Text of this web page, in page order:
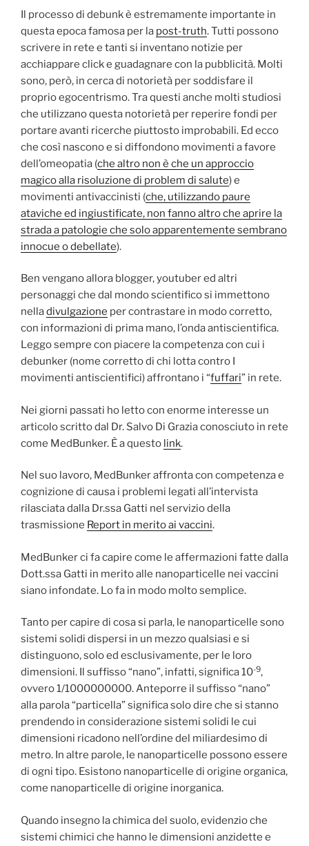
Il processo di debunk è estremamente importante in
questa epoca famosa per la post-truth. Tutti possono
scrivere in rete e tanti si inventano notizie per
acchiappare click e guadagnare con la pubblicità. Molti
sono, però, in cerca di notorietà per soddisfare il
proprio egocentrismo. Tra questi anche molti studiosi
che utilizzano questa notorietà per reperire fondi per
portare avanti ricerche piuttosto improbabili. Ed ecco
che così nascono e si diffondono movimenti a favore
dell’omeopatia (che altro non è che un approccio
magico alla risoluzione di problem di salute) e
movimenti antivaccinisti (che, utilizzando paure
ataviche ed ingiustificate, non fanno altro che aprire la
strada a patologie che solo apparentemente sembrano
innocue o debellate).
Ben vengano allora blogger, youtuber ed altri
personaggi che dal mondo scientifico si immettono
nelladivulgazione per contrastare in modo corretto,
con informazioni di prima mano, l’onda antiscientifica.
Leggo sempre con piacere la competenza con cui i
debunker (nome corretto di chi lotta contro I
movimenti antiscientifici) affrontano i “fuffari” in rete.
Nei giorni passati ho letto con enorme interesse un
articolo scritto dal Dr. Salvo Di Grazia conosciuto in rete
come MedBunker. È a questo link.
Nel suo lavoro, MedBunker affronta con competenza e
cognizione di causa i problemi legati all’intervista
rilasciata dalla Dr.ssa Gatti nel servizio della
trasmissione Report in merito ai vaccini.
MedBunker ci fa capire come le affermazioni fatte dalla
Dott.ssa Gatti in merito alle nanoparticelle nei vaccini
siano infondate. Lo fa in modo molto semplice.
Tanto per capire di cosa si parla, le nanoparticelle sono
sistemi solidi dispersi in un mezzo qualsiasi e si
distinguono, solo ed esclusivamente, per le loro
dimensioni. Il suffisso “nano”, infatti, significa 10-9,
ovvero 1/1000000000. Anteporre il suffisso “nano”
alla parola “particella” significa solo dire che si stanno
prendendo in considerazione sistemi solidi le cui
dimensioni ricadono nell’ordine del miliardesimo di
metro. In altre parole, le nanoparticelle possono essere
di ogni tipo. Esistono nanoparticelle di origine organica,
come nanoparticelle di origine inorganica.
Quando insegno la chimica del suolo, evidenzio che
sistemi chimici che hanno le dimensioni anzidette e